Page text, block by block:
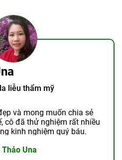
liễu thẩm mỹ
và mong muốn chia sẻ
cô đã thử nghiệm rất nhiều
kinh nghiệm quý báu.
Una